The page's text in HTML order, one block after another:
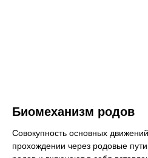
Биомеханизм родов
Совокупность основных
прохождении через родовые